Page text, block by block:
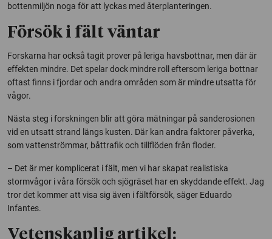
bottenmiljön noga för att lyckas med återplanteringen.
Försök i fält väntar
Forskarna har också tagit prover på leriga havsbottnar, men där är
effekten mindre. Det spelar dock mindre roll eftersom leriga bottnar
oftast finns i fjordar och andra områden som är mindre utsatta för
vågor.
Nästa steg i forskningen blir att göra mätningar på sanderosionen
vid en utsatt strand längs kusten. Där kan andra faktorer påverka,
som vattenströmmar, båttrafik och tillflöden från floder.
– Det är mer komplicerat i fält, men vi har skapat realistiska
stormvågor i våra försök och sjögräset har en skyddande effekt. Jag
tror det kommer att visa sig även i fältförsök, säger Eduardo
Infantes.
Vetenskaplig artikel: